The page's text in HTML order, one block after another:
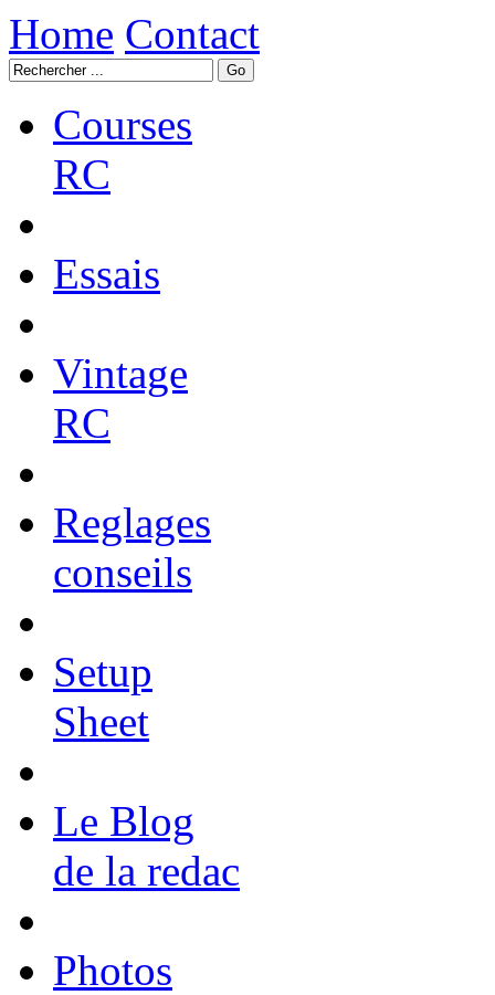
Home Contact
Courses
RC
Essais
Vintage
RC
Reglages
conseils
Setup
Sheet
Le Blog
de la redac
Photos